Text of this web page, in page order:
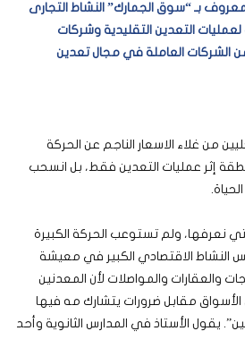
بـ “سوق الجمارك” النشاط التجارى
التعدين التقليدية وشركات
من الشركات العاملة في مجال تعدين
من غلاء الاسعار الناجم عن الحركة
إثر عمليات التعدين فقط، بل انسحب
نعرفها، ولم تستوعب الحركة الكبيرة
النشاط الاقتصادي الكبير في معيشة
والعقارات والمواصلات لأن المعدنين
مقابل ضرورات يتشارك مه فيها
يقول الأستاذ في المدارس الثانوية وأحد